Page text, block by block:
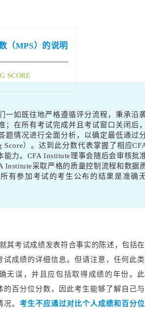
（MPS）的说明
SCORE
一如既往地严格遵循评分流程，秉承沿
；在所有考试完成并且考试窗口关闭后
题情况进行全面分析，以确定最低通过
Score）。达到此分数代表掌握了相应
能力。CFA Institute理事会随后会审核批
Institute采取严格的质量控制流程和数据
有参加考试的考生公布的结果是准确
其考试成绩发表符合事实的陈述，包括在
试成绩的详细信息。但请注意，任何此类
无误，并且应包括取得成绩的年份。此
的百分位分数，因此考生能够了解自己与
况。考生不应通过对比个人成绩和百分位